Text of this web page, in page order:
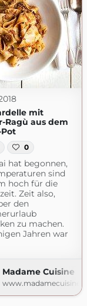
mit
Ragù aus dem
0
hat begonnen,
sind
hoch für die
Zeit also,
den
zu machen.
Jahren war
Madame Cuisine
www.madamecuisine.de